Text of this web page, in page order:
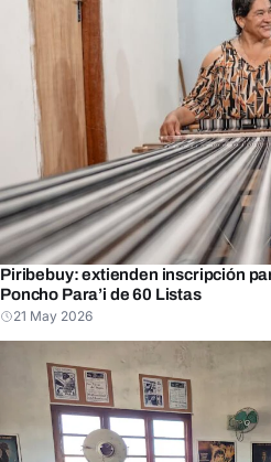
Piribebuy: extienden inscripción
Poncho Para’i de 60 Listas
21 May 2026